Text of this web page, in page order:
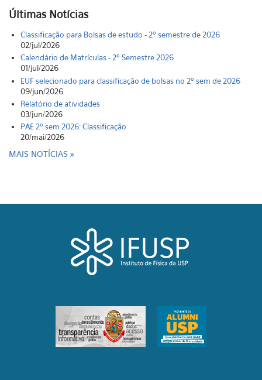
Últimas Notícias
Classificação para Bolsas de estudo - 2º semestre de 2026
02/jul/2026
Calendário de Matrículas - 2º Semestre 2026
01/jul/2026
EUF selecionado para classificação de bolsas no 2º sem de 2026
09/jun/2026
Relatório de atividades
03/jun/2026
PAE 2º sem 2026: Classificação
20/mai/2026
MAIS NOTÍCIAS